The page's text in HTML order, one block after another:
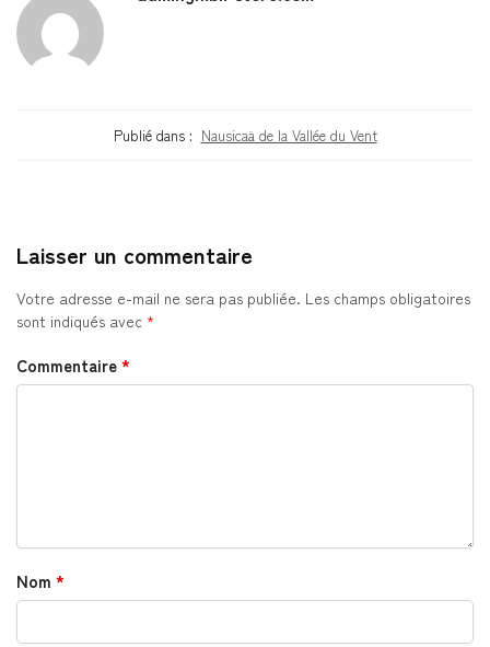
Publié dans : Nausicaä de la Vallée du Vent
Laisser un commentaire
Votre adresse e-mail ne sera pas publiée. Les champs obligatoires
sont indiqués avec *
Commentaire*
Nom *